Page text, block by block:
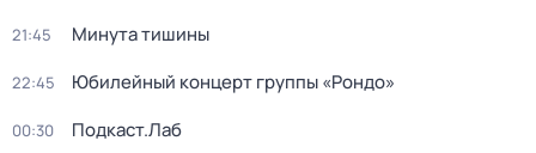
21:45 Минута тишины
22:45 Юбилейный концерт группы «Рондо»
00:30 Подкаст.Лаб